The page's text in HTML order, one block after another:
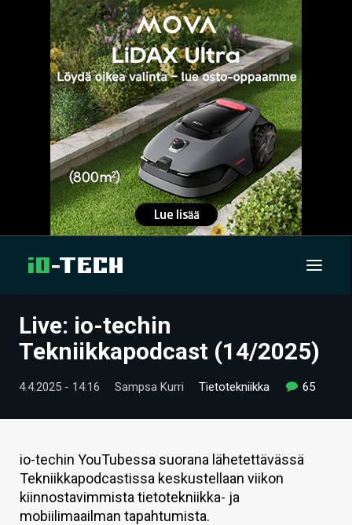
UUTISET
TIETOA
HINTA.FI
Live: io-techin
Tekniikkapodcast (14/2025)
4.4.2025 - 14:16 Sampsa Kurri Tietotekniikka 65
io-techin YouTubessa suorana lähetettävässä
Tekniikkapodcastissa keskustellaan viikon
kiinnostavimmista tietotekniikka- ja
mobiilimaailman tapahtumista.